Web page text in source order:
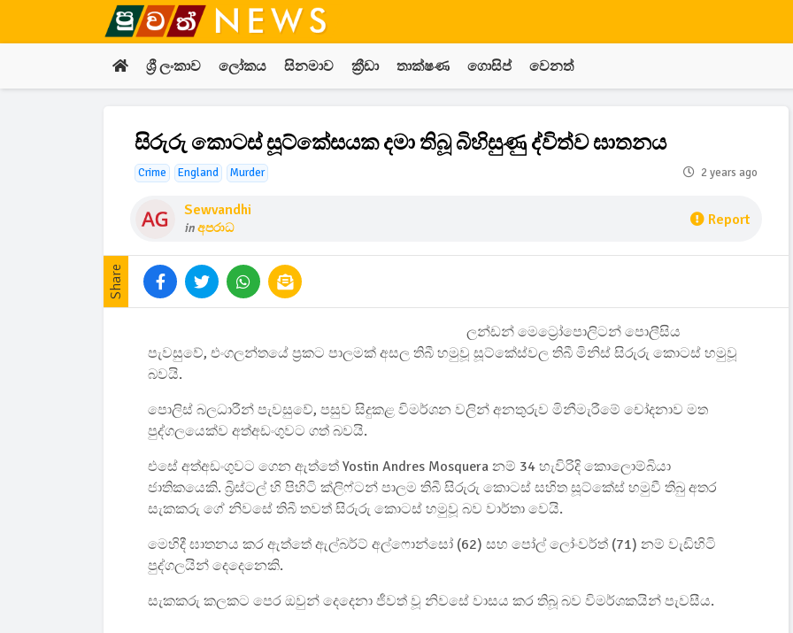
ශ්‍රී ලංකාව ලෝකය සිනමාව ක්‍රීඩා තාක්ෂණ ගොසිප් වෙනත්
සිරුරු කොටස් සූට්කේසයක දමා තිබූ බිහිසුණු ද්විත්ව ඝාතනය
Crime England Murder 2 years ago
Sewvandhi
inඅපරාධ Report
Share
ලන්ඩන් මෙට්‍රෝපොලිටන් පොලීසිය
පැවසුවේ, එංගලන්තයේ ප්‍රකට පාලමක් අසල තිබී හමුවූ සූට්කේස්වල තිබී මිනිස් සිරුරු කොටස් හමුවූ
බවයි.
පොලිස් බලධාරීන් පැවසුවේ, පසුව සිදුකළ විමර්ශන වලින් අනතුරුව මිනීමැරීමේ චෝදනාව මත
පුද්ගලයෙක්ව අත්අඩංගුවට ගත් බවයි.
එසේ අත්අඩංගුවට ගෙන ඇත්තේ Yostin Andres Mosquera නම් 34 හැවිරිදි කොලොම්බියා
ජාතිකයෙකි. බ්‍රිස්ටල් හි පිහිටි ක්ලිෆ්ටන් පාලම තිබී සිරුරු කොටස් සහිත සූට්කේස් හමුවී තිබු අතර
සැකකරු ගේ නිවසේ තිබී තවත් සිරුරු කොටස් හමුවූ බව වාර්තා වෙයි.
මෙහිදී ඝාතනය කර ඇත්තේ ඇල්බර්ට් අල්ෆොන්සෝ (62) සහ පෝල් ලෝංවර්ත් (71) නම් වැඩිහිටි
පුද්ගලයින් දෙදෙනෙකි.
සැකකරු කලකට පෙර ඔවුන් දෙදෙනා ජීවත් වූ නිවසේ වාසය කර තිබූ බව විමර්ශකයින් පැවසීය.